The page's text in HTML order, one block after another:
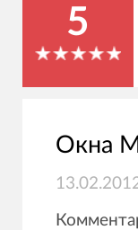
5
Окна